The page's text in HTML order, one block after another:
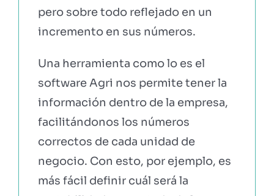
pero sobre todo reflejado en un
incremento en sus números.
Una herramienta como lo es el
software Agri nos permite tener la
información dentro de la empresa,
facilitándonos los números
correctos de cada unidad de
negocio. Con esto, por ejemplo, es
más fácil definir cuál será la